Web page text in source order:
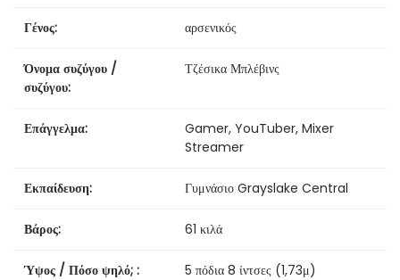
Γένος: αρσενικός
Όνομα συζύγου /
συζύγου:
Τζέσικα Μπλέβινς
Επάγγελμα:
Gamer, YouTuber, Mixer
Streamer
Εκπαίδευση: Γυμνάσιο Grayslake Central
Βάρος: 61 κιλά
Ύψος / Πόσο ψηλό; : 5 πόδια 8 ίντσες (1,73μ)